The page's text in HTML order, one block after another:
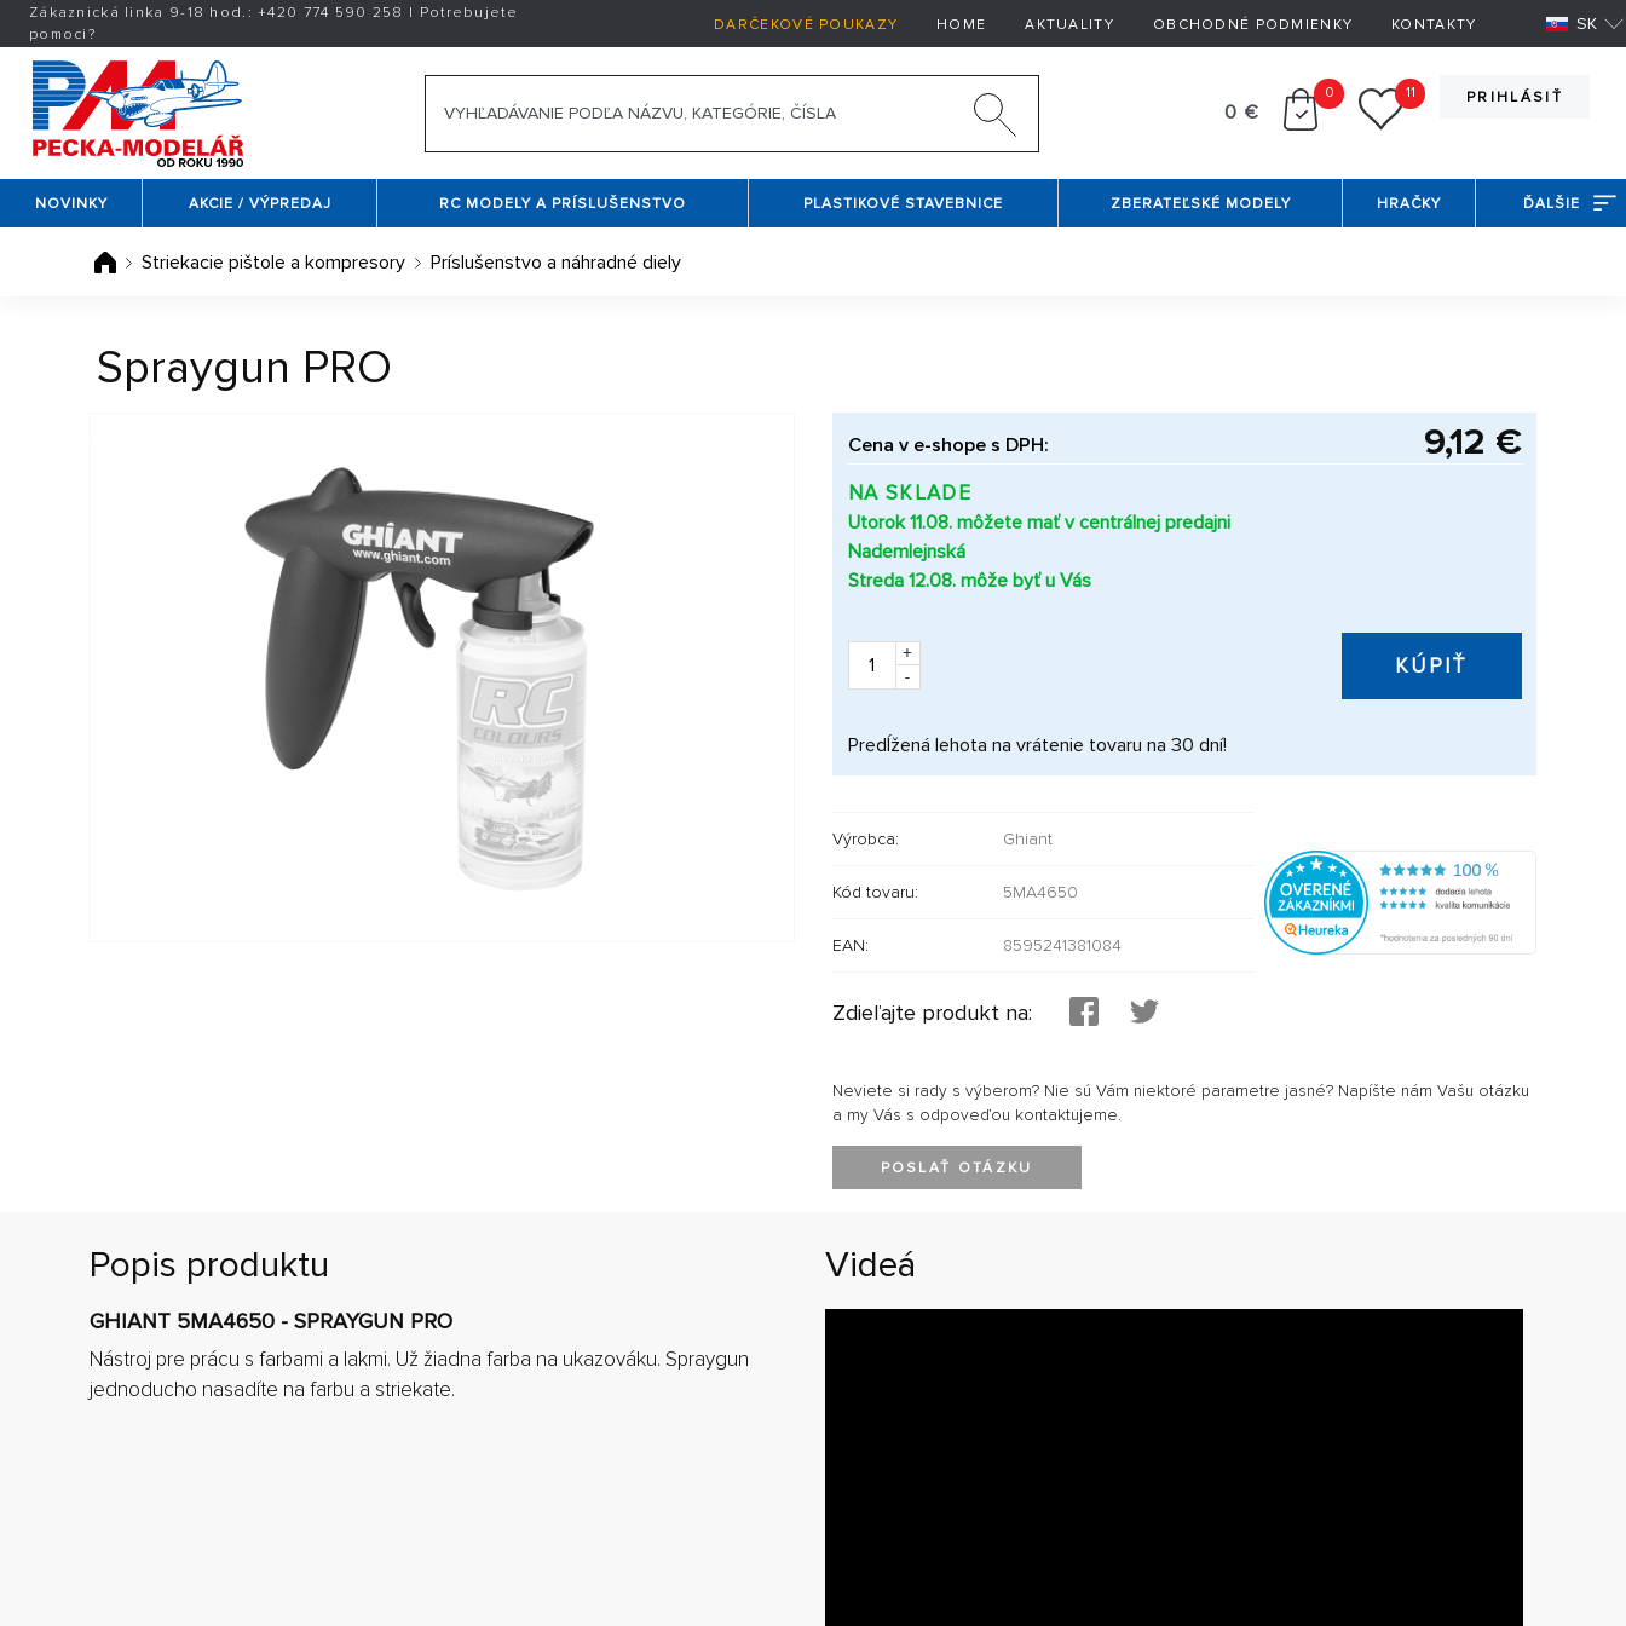
Zákaznická linka 9-18 hod.:+420 774 590 258 | Potrebujete
pomoci?
DARČEKOVÉ POUKAZY HOME AKTUALITY OBCHODNÉ PODMIENKY KONTAKTY SK
PRIHLÁSIŤ
0 €
0 11
NOVINKY AKCIE / VÝPREDAJ RC MODELY A PRÍSLUŠENSTVO PLASTIKOVÉ STAVEBNICE ZBERATEĽSKÉ MODELY HRAČKY ĎALŠIE
Striekacie pištole a kompresory Príslušenstvo a náhradné diely
Spraygun PRO
Cena v e-shope s DPH: 9,12 €
NA SKLADE
Utorok 11.08. môžete mať v centrálnej predajni
Nademlejnská
Streda 12.08. môže byť u Vás
+
-
KÚPIŤ
Predĺžená lehota na vrátenie tovaru na 30 dní!
Výrobca: Ghiant
Kód tovaru: 5MA4650
EAN: 8595241381084
Zdieľajte produkt na:
Neviete si rady s výberom? Nie sú Vám niektoré parametre jasné? Napíšte nám Vašu otázku
a my Vás s odpoveďou kontaktujeme.
POSLAŤ OTÁZKU
Popis produktu
GHIANT 5MA4650 - SPRAYGUN PRO
Nástroj pre prácu s farbami a lakmi. Už žiadna farba na ukazováku. Spraygun
jednoducho nasadíte na farbu a striekate.
Videá